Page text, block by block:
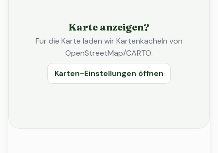
Karte anzeigen?
Für die Karte laden wir Kartenkacheln von
OpenStreetMap/CARTO.
Karten-Einstellungen öffnen